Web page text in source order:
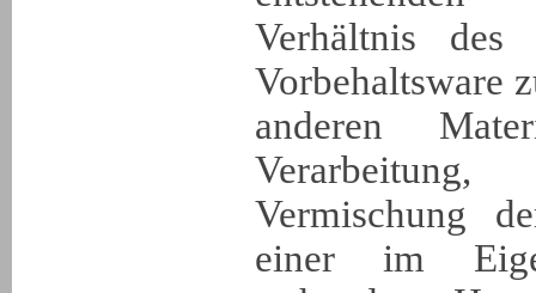
Verhältnis des
Vorbehaltsware
anderen
Vermischung
einer im